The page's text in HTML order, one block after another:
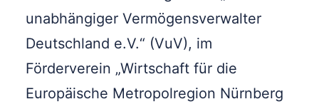
unabhängiger Vermögensverwalter
Deutschland e.V.“ (VuV), im
Förderverein „Wirtschaft für die
Europäische Metropolregion Nürnberg